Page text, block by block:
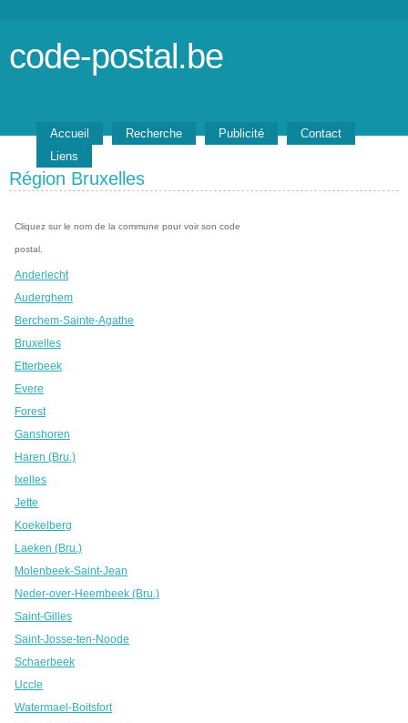
code-postal.be
Accueil Recherche Publicité
Contact
Liens
Région Bruxelles
Cliquez sur le nom de la commune pour voir son code
postal.
Anderlecht
Auderghem
Berchem-Sainte-Agathe
Bruxelles
Etterbeek
Evere
Forest
Ganshoren
Haren (Bru.)
Ixelles
Jette
Koekelberg
Laeken (Bru.)
Molenbeek-Saint-Jean
Neder-over-Heembeek (Bru.)
Saint-Gilles
Saint-Josse-ten-Noode
Schaerbeek
Uccle
Watermael-Boitsfort